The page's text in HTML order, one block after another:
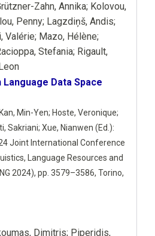
Zahn, Annika; Kolovou,
Penny; Lagzdiņš, Andis;
Valérie; Mazo, Hélène;
Stefania; Rigault,
Data Space
Min-Yen; Hoste, Veronique;
Sakriani; Xue, Nianwen (Ed.):
Joint International Conference
Language Resources and
2024), pp. 3579–3586, Torino,
Dimitris; Piperidis,